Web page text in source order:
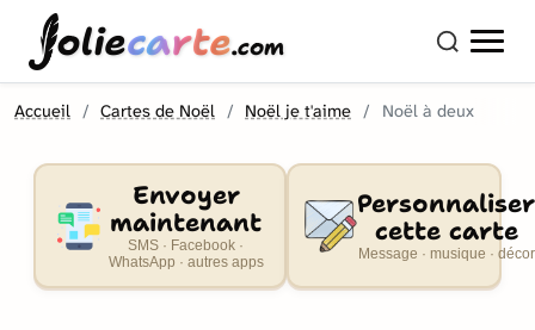
oliecarte.com
Accueil Cartes de Noël Noël je t'aime Noël à deux
Envoyer
maintenant
SMS · Facebook ·
WhatsApp · autres apps
Personnaliser
cette carte
Message · musique · décor